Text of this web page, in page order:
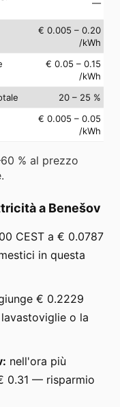
—
€ 0.005 – 0.20
/kWh
€ 0.05 – 0.15
/kWh
20 – 25 %
€ 0.005 – 0.05
/kWh
% al prezzo
a Benešov
CEST a € 0.0787
in questa
€ 0.2229
o la
nell'ora più
0.31 — risparmio